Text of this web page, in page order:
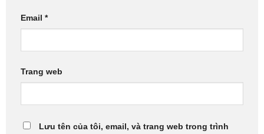
Email *
Trang web
Lưu tên của tôi, email, và trang web trong trình